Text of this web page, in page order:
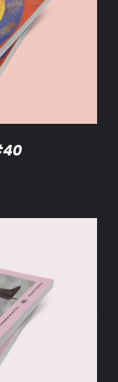
DETALLES
DETALLES